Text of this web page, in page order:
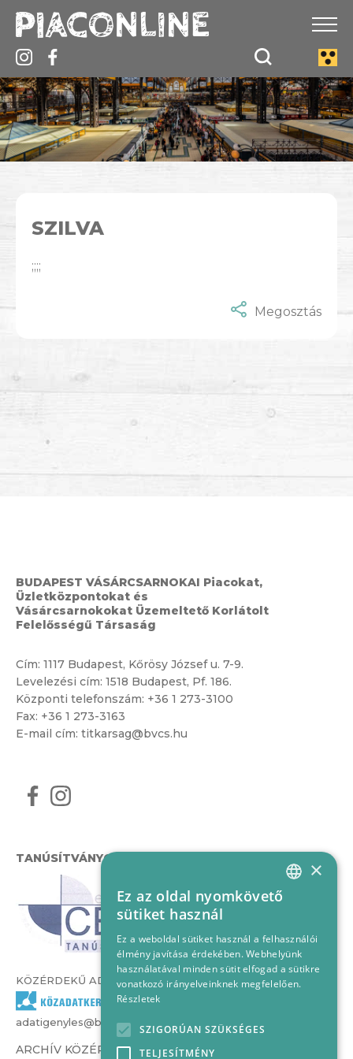
SZILVA
;;;;
Megosztás
BUDAPEST VÁSÁRCSARNOKAI Piacokat,
Üzletközpontokat és
Vásárcsarnokokat Üzemeltető Korlátolt
Felelősségű Társaság
Cím: 1117 Budapest, Kőrösy József u. 7-9.
Levelezési cím: 1518 Budapest, Pf. 186.
Központi telefonszám: +36 1 273-3100
Fax: +36 1 273-3163
E-mail cím: titkarsag@bvcs.hu
TANÚSÍTVÁNYOK
KÖZÉRDEKŰ ADATOK
adatigenyles@bvcs.hu
ARCHÍV KÖZÉRDEKŰ ADATOK –
HUNGARIAN
×
Ez az oldal nyomkövető
sütiket használ
Ez a weboldal sütiket használ a felhasználói
élmény javítása érdekében. Webhelyünk
használatával minden sütit elfogad a sütikre
vonatkozó irányelveinknek megfelelően.
Részletek
SZIGORÚAN SZÜKSÉGES
TELJESÍTMÉNY